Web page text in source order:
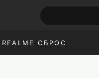
REALME СБРОС